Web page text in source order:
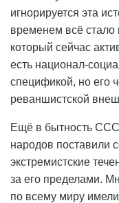
игнорируется эта
временем всё стало
который сейчас
есть национал-
спецификой, но его
реваншистской
Ещё в бытность
народов поставили
экстремистские
за его пределами.
по всему миру